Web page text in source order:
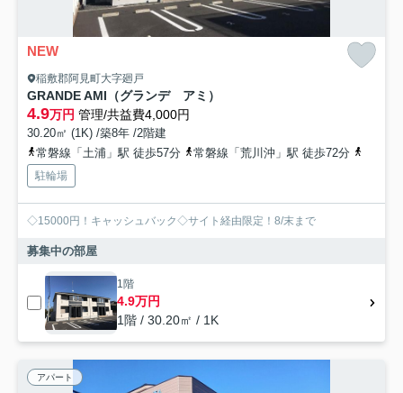
NEW
稲敷郡阿見町大字廻戸
GRANDE AMI（グランデ アミ）
4.9万円 管理/共益費4,000円
30.20㎡ (1K) /築8年 /2階建
常磐線「土浦」駅 徒歩57分
常磐線「荒川沖」駅 徒歩72分
駐輪場
◇15000円！キャッシュバック◇サイト経由限定！8/末まで
募集中の部屋
1階
4.9万円
1階 / 30.20㎡ / 1K
アパート